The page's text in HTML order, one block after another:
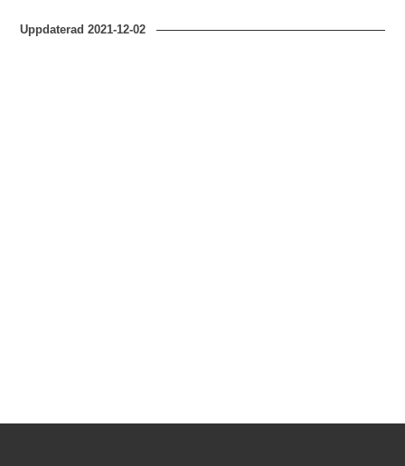
Uppdaterad2021-12-02